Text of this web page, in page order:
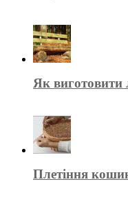
Як виготовити
Плетіння